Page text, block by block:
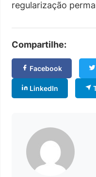
regularização
Compartilhe:
Facebook
LinkedIn